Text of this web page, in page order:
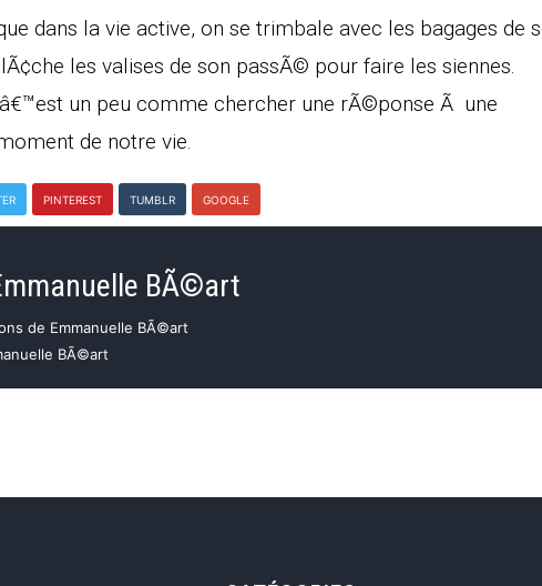
dans la vie active, on se trimbale avec les bagages de
les valises de son passÃ© pour faire les siennes.
un peu comme chercher une rÃ©ponse Ã une
de notre vie.
PINTEREST TUMBLR GOOGLE
BÃ©art
de Emmanuelle BÃ©art
BÃ©art